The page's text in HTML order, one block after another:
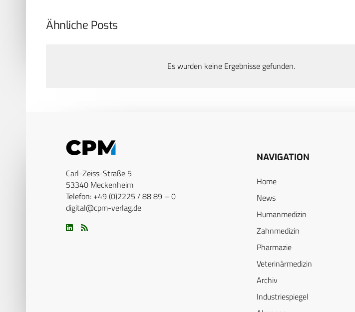
Ähnliche Posts
Es wurden keine Ergebnisse gefunden.
Carl-Zeiss-Straße 5
53340 Meckenheim
Telefon: +49 (0)2225 / 88 89 – 0
digital@cpm-verlag.de
NAVIGATION
Home
News
Humanmedizin
Zahnmedizin
Pharmazie
Veterinärmedizin
Archiv
Industriespiegel